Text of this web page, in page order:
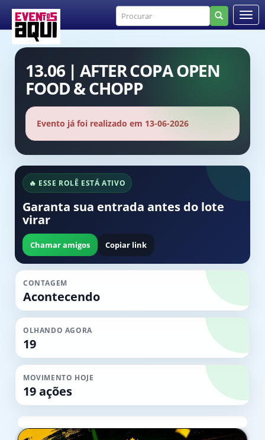
13.06 | AFTER COPA OPEN
FOOD & CHOPP
Evento já foi realizado em 13-06-2026
🔥 ESSE ROLÊ ESTÁ ATIVO
Garanta sua entrada antes do lote
virar
Chamar amigos Copiar link
CONTAGEM
Acontecendo
OLHANDO AGORA
19
MOVIMENTO HOJE
19 ações